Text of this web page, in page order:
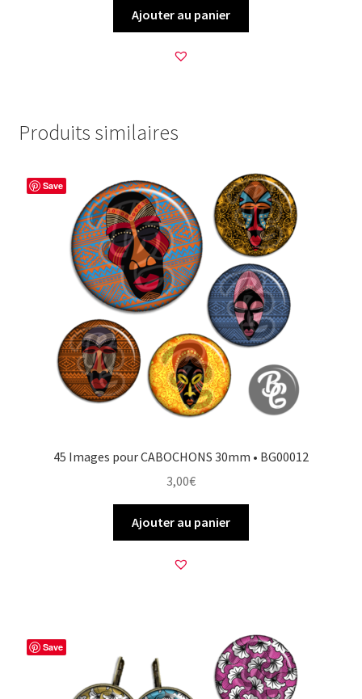
Ajouter au panier
Produits similaires
Save
45 Images pour CABOCHONS 30mm • BG00012
3,00€
Ajouter au panier
Save